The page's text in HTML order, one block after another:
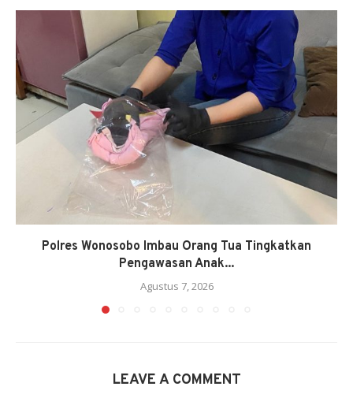
Polres Wonosobo Imbau Orang Tua Tingkatkan
Pengawasan Anak...
Agustus 7, 2026
LEAVE A COMMENT